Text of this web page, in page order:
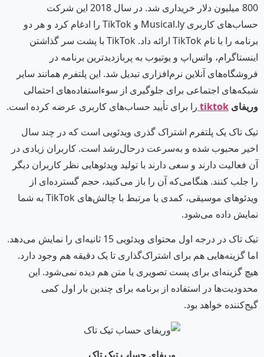
800 میلیون دلار خریداری شد. در سال 2018 این شرکت
حساب‌های کاربری Musical.ly و TikTok را ادغام کرد و هر دو
برنامه را با نام TikTok ارائه داد. TikTok با پشت سر گذاشتن
اینستاگرام، واتس‌اپ و یوتیوب به پربازدیدترین برنامه در
فروشگاه‌های آنلاین نرم‌افزاری تبدیل شد. این پلتفرم همانند سایر
شبکه‌های اجتماعی برای جلوگیری از سوءاستفاده‌های احتمالی
وریفای tiktok را برای تأیید حساب‌های کاربری عرضه کرده است.
تیک تاک یک پلتفرم اشتراک گذری ویدئویی است که در چند سال
اخیر محبوب شده و به‌سرعت درحال‌رشد است. کاربران زیادی در
آن فعالیت دارند و سعی دارند با تولید ویدئوهایی نظر کاربران دیگر
را جلب کنند. هنگامی‌که آن را باز می‌کنید، حجم گسترده‌ای از
ویدئوهای موسیقی، کمدی یا مرتبط با چالش‌های TikTok به شما
نمایش داده می‌شود.
تیک تاک در درجه اول محتوای ویدئویی 15 ثانیه‌ای را نمایش می‌دهد.
اما گزینه‌هایی هم برای اشتراک‌گذاری تا یک دقیقه هم وجود دارد.
هیچ گزینه‌ای برای پست تصویری یا متن هم دیده نمی‌شود. این
محدودیت‌ها در استفاده از برنامه برای چندین بار اول کمی
گیج‌کننده خواهد بود.